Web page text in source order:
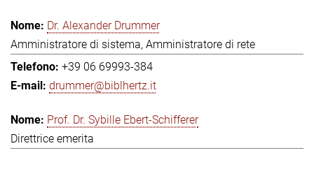
Dr. Alexander Drummer
Amministratore di sistema, Amministratore di rete
+39 06 69993-384
drummer@biblhertz.it
Prof. Dr. Sybille Ebert-Schifferer
Direttrice emerita